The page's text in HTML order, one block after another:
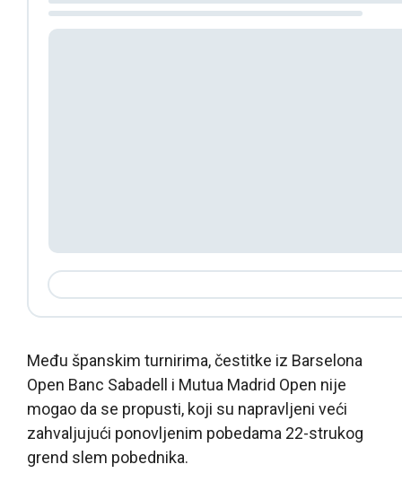
Među španskim turnirima, čestitke iz Barselona
Open Banc Sabadell i Mutua Madrid Open nije
mogao da se propusti, koji su napravljeni veći
zahvaljujući ponovljenim pobedama 22-strukog
grend slem pobednika.